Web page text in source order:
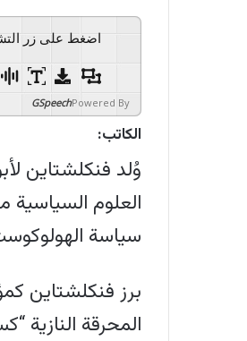
اضغط على زر
Powered By
GSpeech
الكاتب:
العلوم
سياسة